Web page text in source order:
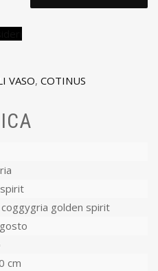
VASO, COTINUS
golden spirit
cm